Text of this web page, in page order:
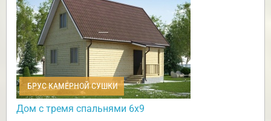
БРУС КАМЕРНОЙ СУШКИ
Дом с тремя спальнями 6х9